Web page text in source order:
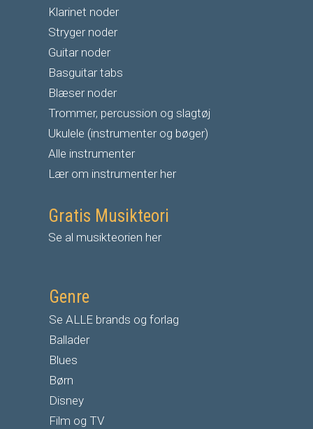
Klarinet noder
Stryger noder
Guitar noder
Basguitar tabs
Blæser noder
Trommer, percussion og slagtøj
Ukulele (instrumenter og bøger)
Alle instrumenter
Lær om instrumenter her
Gratis Musikteori
Se al musikteorien her
Genre
Se ALLE brands og forlag
Ballader
Blues
Børn
Disney
Film og TV